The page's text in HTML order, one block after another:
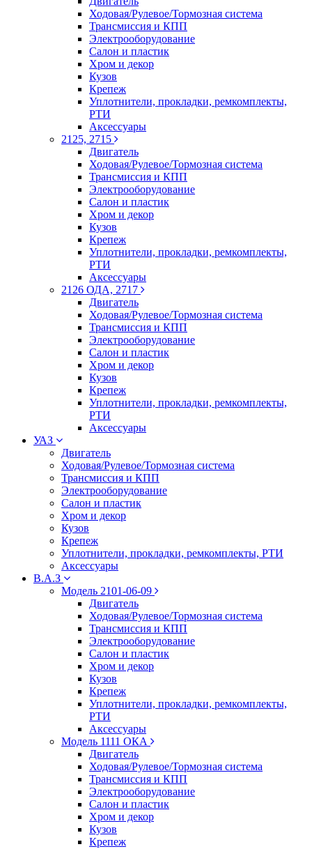
Ходовая/Рулевое/Тормозная система
Трансмиссия и КПП
Электрооборудование
Салон и пластик
Хром и декор
Кузов
Крепеж
Уплотнители, прокладки, ремкомплекты,
РТИ
Аксессуары
2125, 2715
Двигатель
Ходовая/Рулевое/Тормозная система
Трансмиссия и КПП
Электрооборудование
Салон и пластик
Хром и декор
Кузов
Крепеж
Уплотнители, прокладки, ремкомплекты,
РТИ
Аксессуары
2126 ОДА, 2717
Двигатель
Ходовая/Рулевое/Тормозная система
Трансмиссия и КПП
Электрооборудование
Салон и пластик
Хром и декор
Кузов
Крепеж
Уплотнители, прокладки, ремкомплекты,
РТИ
Аксессуары
УАЗ
Двигатель
Ходовая/Рулевое/Тормозная система
Трансмиссия и КПП
Электрооборудование
Салон и пластик
Хром и декор
Кузов
Крепеж
Уплотнители, прокладки, ремкомплекты, РТИ
Аксессуары
В.А.З
Модель 2101-06-09
Двигатель
Ходовая/Рулевое/Тормозная система
Трансмиссия и КПП
Электрооборудование
Салон и пластик
Хром и декор
Кузов
Крепеж
Уплотнители, прокладки, ремкомплекты,
РТИ
Аксессуары
Модель 1111 ОКА
Двигатель
Ходовая/Рулевое/Тормозная система
Трансмиссия и КПП
Электрооборудование
Салон и пластик
Хром и декор
Кузов
Крепеж